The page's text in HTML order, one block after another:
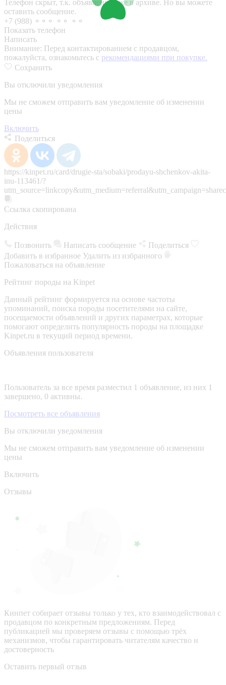
Телефон скрыт, т.к. объявление уже в архиве. Но вы можете
оставить сообщение.
+7 (988) ⚬⚬⚬ ⚬⚬ ⚬⚬
Показать телефон
Написать
Внимание: Перед контактированием с продавцом,
пожалуйста, ознакомьтесь с рекомендациями при покупке.
Сохранить
Вы отключили уведомления
Мы не сможем отправить вам уведомление об изменении
цены
Включить
Поделиться
https://kinpet.ru/card/drugie-sta/sobaki/prodayu-shchenkov-akita-
inu-113461/?
Ссылка скопирована
Действия
Позвонить Написать сообщение
Поделиться
Добавить в избранное Удалить из избранного
Пожаловаться на объявление
Рейтинг породы на Kinpet
Данный рейтинг формируется на основе частоты
упоминаний, поиска породы посетителями на сайте,
посещаемости объявлений и других параметрах, которые
помогают определить популярность породы на площадке
Kinpet.ru в текущий период времени.
Объявления пользователя
Пользователь за все время разместил 1 объявление, из них 1
завершено, 0 активны.
Посмотреть все объявления
Вы отключили уведомления
Мы не сможем отправить вам уведомление об изменении
цены
Включить
Отзывы
Кинпет собирает отзывы только у тех, кто взаимодействовал с
продавцом по конкретным предложениям. Перед
публикацией мы проверяем отзывы с помощью трёх
механизмов, чтобы гарантировать читателям качество и
достоверность
Оставить первый отзыв